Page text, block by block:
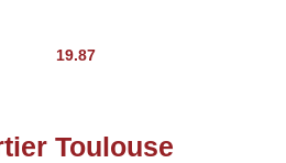
19.87
Toulouse